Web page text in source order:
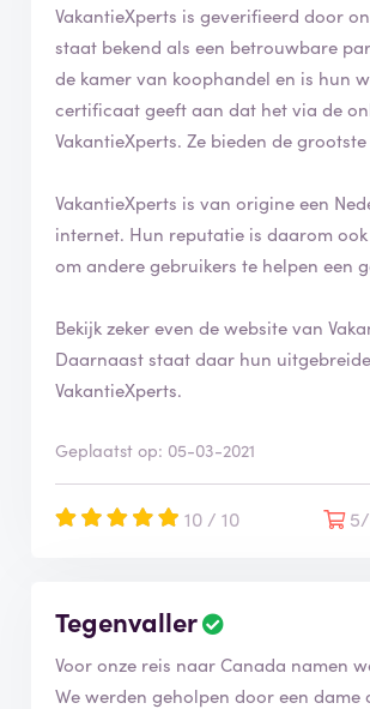
VakantieXperts is geverifieerd door
staat bekend als een betrouwbare
de kamer van koophandel en is hun
certificaat geeft aan dat het via de
VakantieXperts. Ze bieden de
VakantieXperts is van origine een
internet. Hun reputatie is daarom
om andere gebruikers te helpen een
Bekijk zeker even de website van
Daarnaast staat daar hun
VakantieXperts.
Geplaatst op: 05-03-2021
10 / 10 5/
Tegenvaller
Voor onze reis naar Canada namen
We werden geholpen door een